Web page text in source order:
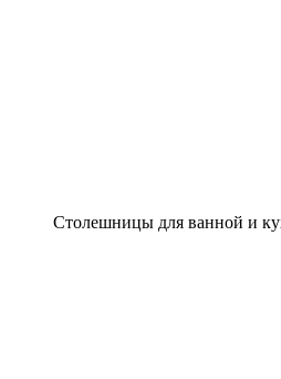
Столешницы для ванной и